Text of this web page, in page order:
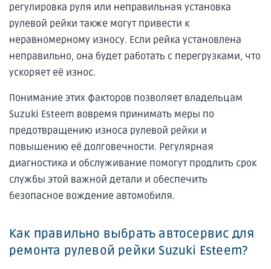
регулировка руля или неправильная установка
рулевой рейки также могут привести к
неравномерному износу. Если рейка установлена
неправильно, она будет работать с перегрузками, что
ускоряет её износ.
Понимание этих факторов позволяет владельцам
Suzuki Esteem вовремя принимать меры по
предотвращению износа рулевой рейки и
повышению её долговечности. Регулярная
диагностика и обслуживание помогут продлить срок
службы этой важной детали и обеспечить
безопасное вождение автомобиля.
Как правильно выбрать автосервис для
ремонта рулевой рейки Suzuki Esteem?